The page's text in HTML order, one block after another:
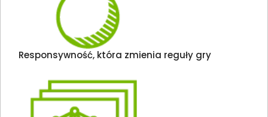
Responsywność, która zmienia reguły gry